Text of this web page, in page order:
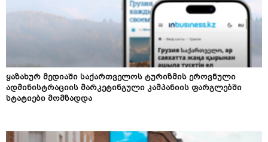
ყაზახურ მედიაში საქართველოს ტურიზმის ეროვნული
ადმინისტრაციის მარკეტინგული კამპანიის ფარგლებში
სტატიები მომზადდა